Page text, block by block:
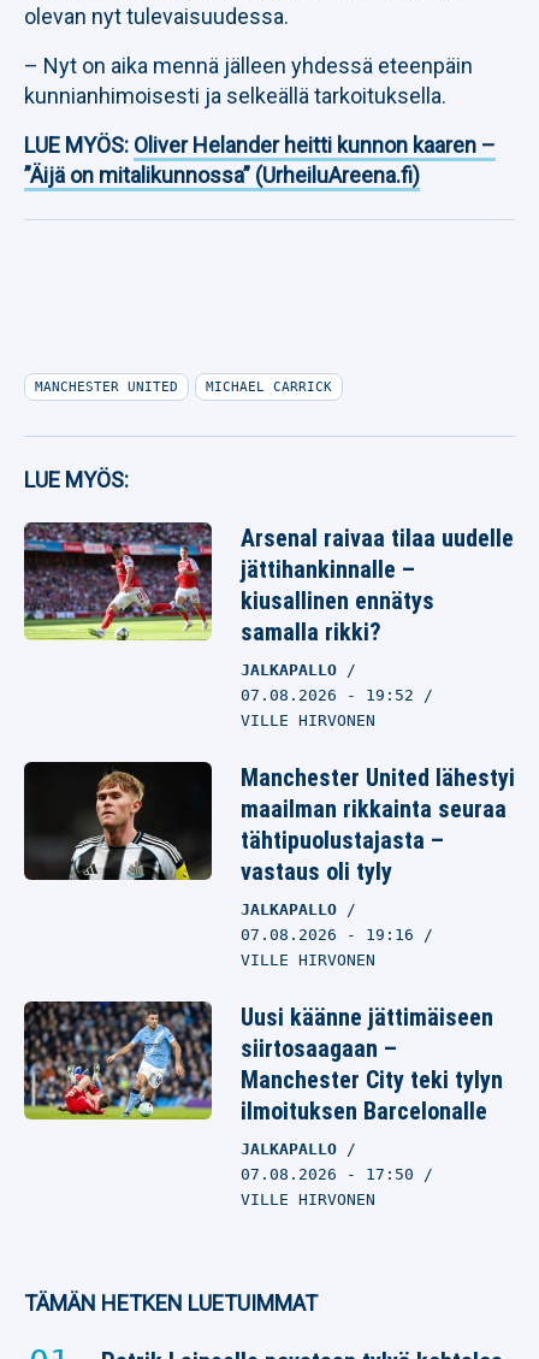
olevan nyt tulevaisuudessa.
– Nyt on aika mennä jälleen yhdessä eteenpäin
kunnianhimoisesti ja selkeällä tarkoituksella.
LUE MYÖS: Oliver Helander heitti kunnon kaaren –
”Äijä on mitalikunnossa” (UrheiluAreena.fi)
MANCHESTER UNITED MICHAEL CARRICK
LUE MYÖS:
Arsenal raivaa tilaa uudelle
jättihankinnalle –
kiusallinen ennätys
samalla rikki?
JALKAPALLO
07.08.2026 - 19:52
VILLE HIRVONEN
Manchester United lähestyi
maailman rikkainta seuraa
tähtipuolustajasta –
vastaus oli tyly
JALKAPALLO
07.08.2026 - 19:16
VILLE HIRVONEN
Uusi käänne jättimäiseen
siirtosaagaan –
Manchester City teki tylyn
ilmoituksen Barcelonalle
JALKAPALLO
07.08.2026 - 17:50
VILLE HIRVONEN
TÄMÄN HETKEN LUETUIMMAT